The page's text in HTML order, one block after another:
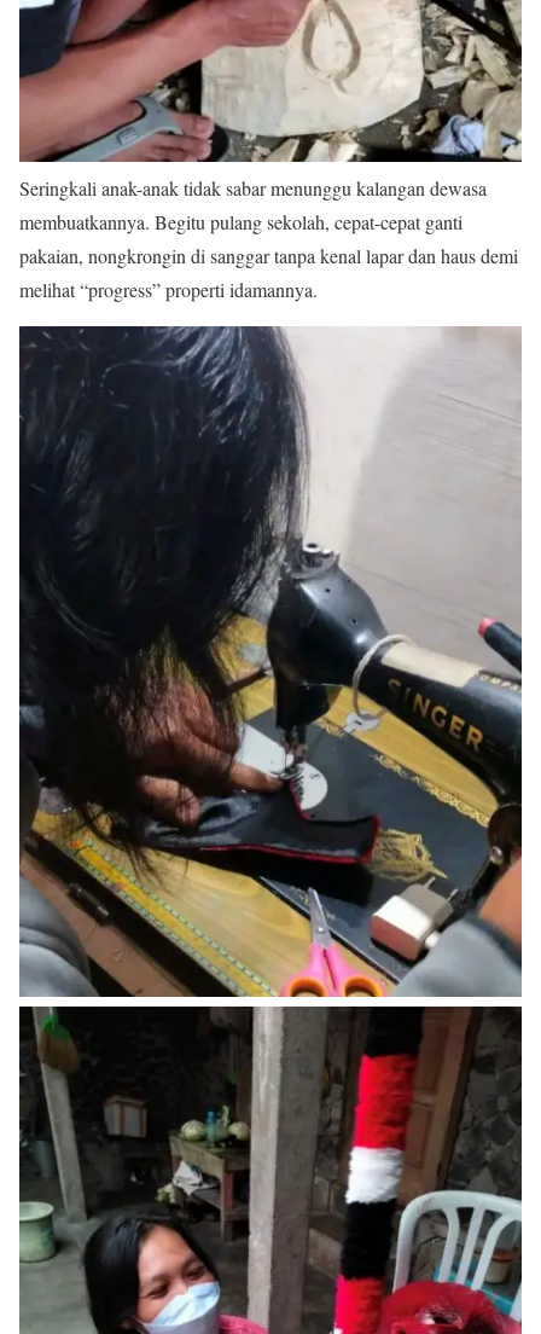
Seringkali anak-anak tidak sabar menunggu kalangan dewasa
membuatkannya. Begitu pulang sekolah, cepat-cepat ganti
pakaian, nongkrongin di sanggar tanpa kenal lapar dan haus demi
melihat “progress” properti idamannya.